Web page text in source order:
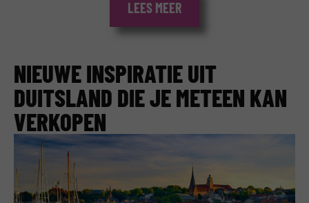
LEES MEER
NIEUWE INSPIRATIE UIT
DUITSLAND DIE JE METEEN KAN
VERKOPEN